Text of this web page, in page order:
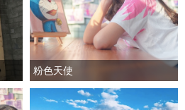
粉色天使